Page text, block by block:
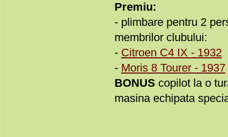
Premiu:
- plimbare pentru 2
membrilor clubului:
- Citroen C4 IX - 1932
- Moris 8 Tourer - 1937
BONUS copilot la o
masina echipata